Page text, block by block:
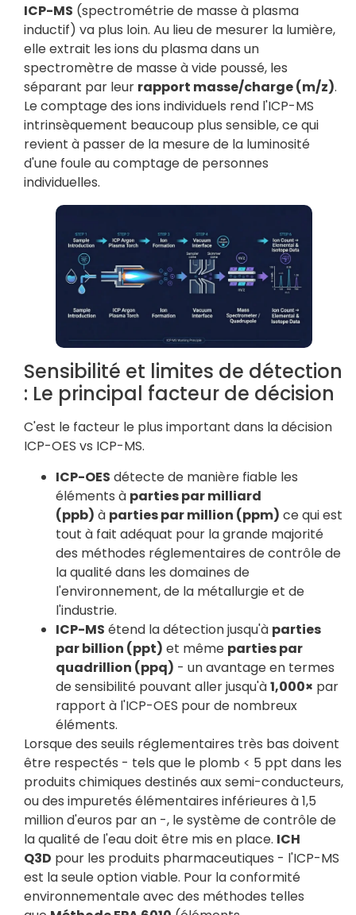
ICP-MS (spectrométrie de masse à plasma
inductif) va plus loin. Au lieu de mesurer la lumière,
elle extrait les ions du plasma dans un
spectromètre de masse à vide poussé, les
séparant par leur rapport masse/charge (m/z).
Le comptage des ions individuels rend l'ICP-MS
intrinsèquement beaucoup plus sensible, ce qui
revient à passer de la mesure de la luminosité
d'une foule au comptage de personnes
individuelles.
Sensibilité et limites de détection
: Le principal facteur de décision
C'est le facteur le plus important dans la décision
ICP-OES vs ICP-MS.
ICP-OES détecte de manière fiable les
éléments à parties par milliard
(ppb) à parties par million (ppm) ce qui est
tout à fait adéquat pour la grande majorité
des méthodes réglementaires de contrôle de
la qualité dans les domaines de
l'environnement, de la métallurgie et de
l'industrie.
ICP-MS étend la détection jusqu'à parties
par billion (ppt) et même parties par
quadrillion (ppq) - un avantage en termes
de sensibilité pouvant aller jusqu'à1,000× par
rapport à l'ICP-OES pour de nombreux
éléments.
Lorsque des seuils réglementaires très bas doivent
être respectés - tels que le plomb < 5 ppt dans les
produits chimiques destinés aux semi-conducteurs,
ou des impuretés élémentaires inférieures à 1,5
million d'euros par an -, le système de contrôle de
la qualité de l'eau doit être mis en place. ICH
Q3D pour les produits pharmaceutiques - l'ICP-MS
est la seule option viable. Pour la conformité
environnementale avec des méthodes telles